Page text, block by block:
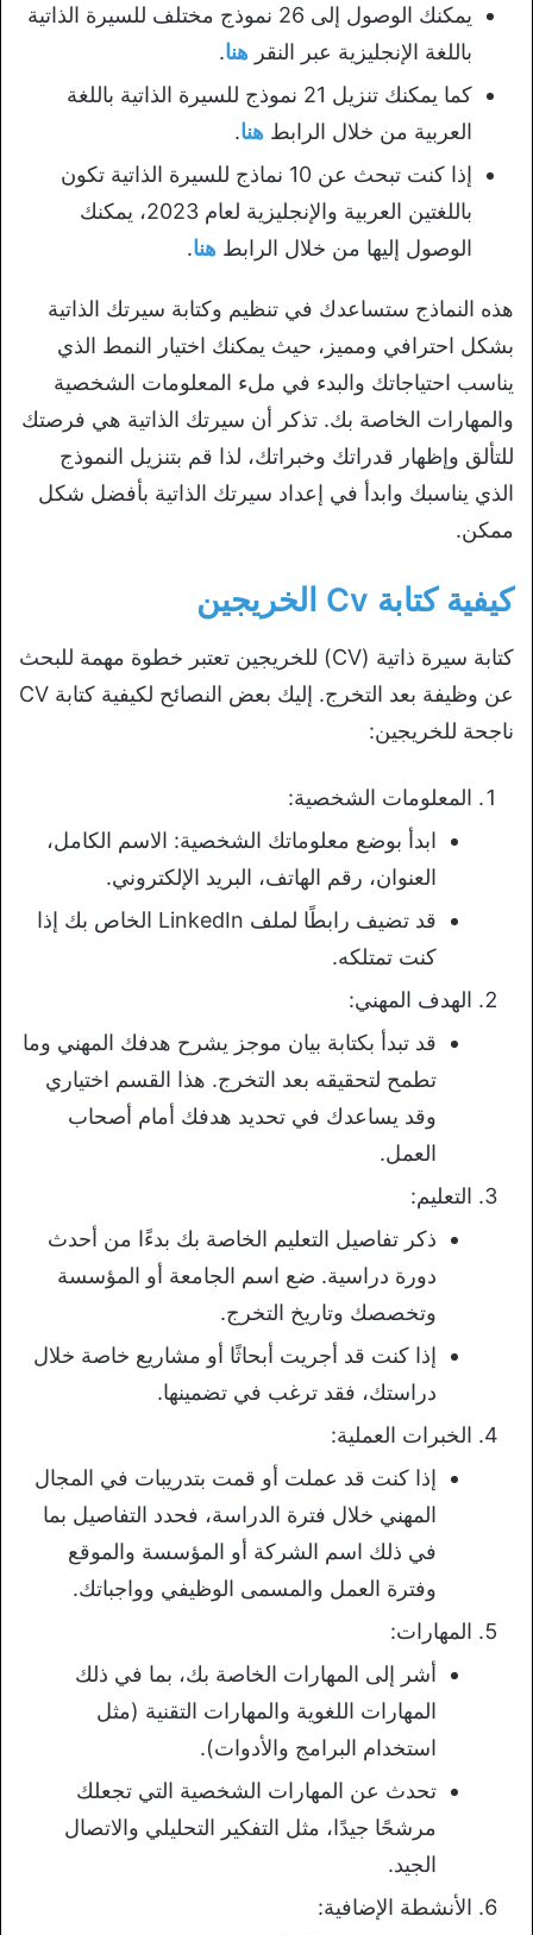
يمكنك الوصول إلى 26 نموذج مختلف للسيرة الذاتية
باللغة الإنجليزية عبر النقر هنا.
كما يمكنك تنزيل 21 نموذج للسيرة الذاتية باللغة
العربية من خلال الرابط هنا.
إذا كنت تبحث عن 10 نماذج للسيرة الذاتية تكون
باللغتين العربية والإنجليزية لعام 2023، يمكنك
الوصول إليها من خلال الرابط هنا.
هذه النماذج ستساعدك في تنظيم وكتابة سيرتك الذاتية
بشكل احترافي ومميز، حيث يمكنك اختيار النمط الذي
يناسب احتياجاتك والبدء في ملء المعلومات الشخصية
والمهارات الخاصة بك. تذكر أن سيرتك الذاتية هي فرصتك
للتألق وإظهار قدراتك وخبراتك، لذا قم بتنزيل النموذج
الذي يناسبك وابدأ في إعداد سيرتك الذاتية بأفضل شكل
ممكن.
كيفية كتابة Cv الخريجين
كتابة سيرة ذاتية (CV) للخريجين تعتبر خطوة مهمة للبحث
عن وظيفة بعد التخرج. إليك بعض النصائح لكيفية كتابة CV
ناجحة للخريجين:
المعلومات الشخصية:
ابدأ بوضع معلوماتك الشخصية: الاسم الكامل،
العنوان، رقم الهاتف، البريد الإلكتروني.
قد تضيف رابطًا لملف LinkedIn الخاص بك إذا
كنت تمتلكه.
الهدف المهني:
قد تبدأ بكتابة بيان موجز يشرح هدفك المهني وما
تطمح لتحقيقه بعد التخرج. هذا القسم اختياري
وقد يساعدك في تحديد هدفك أمام أصحاب
العمل.
التعليم:
ذكر تفاصيل التعليم الخاصة بك بدءًا من أحدث
دورة دراسية. ضع اسم الجامعة أو المؤسسة
وتخصصك وتاريخ التخرج.
إذا كنت قد أجريت أبحاثًا أو مشاريع خاصة خلال
دراستك، فقد ترغب في تضمينها.
الخبرات العملية:
إذا كنت قد عملت أو قمت بتدريبات في المجال
المهني خلال فترة الدراسة، فحدد التفاصيل بما
في ذلك اسم الشركة أو المؤسسة والموقع
وفترة العمل والمسمى الوظيفي وواجباتك.
المهارات:
أشر إلى المهارات الخاصة بك، بما في ذلك
المهارات اللغوية والمهارات التقنية (مثل
استخدام البرامج والأدوات).
تحدث عن المهارات الشخصية التي تجعلك
مرشحًا جيدًا، مثل التفكير التحليلي والاتصال
الجيد.
الأنشطة الإضافية: